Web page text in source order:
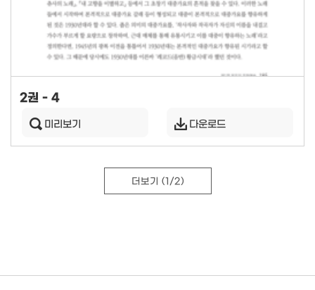
2권 - 4
미리보기 다운로드
더보기 (1/2)